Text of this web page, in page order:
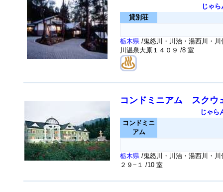
じゃら
貸別荘
栃木県 /鬼怒川・川治・湯西川・
川温泉大原１４０９ /8 室
コンドミニアム スクウ
じゃら
コンドミニ
アム
栃木県 /鬼怒川・川治・湯西川・
２９−１ /10 室